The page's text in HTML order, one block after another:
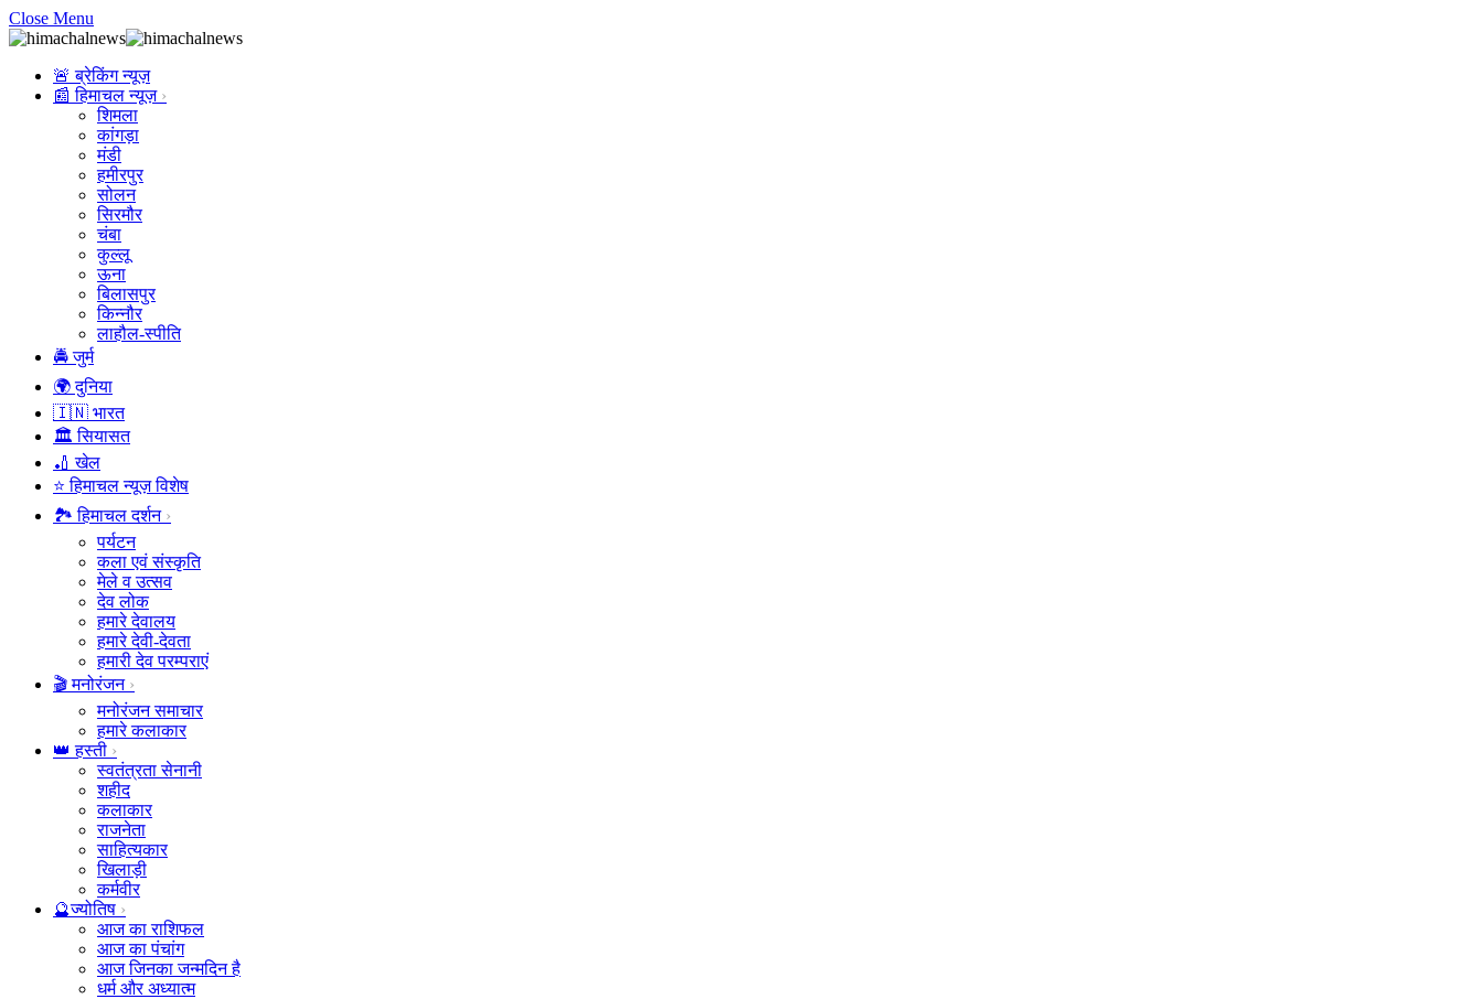
Close Menu
🚨 ब्रेकिंग न्यूज़
📰 हिमाचल न्यूज़
शिमला
कांगड़ा
मंडी
हमीरपुर
सोलन
सिरमौर
चंबा
कुल्लू
ऊना
बिलासपुर
किन्नौर
लाहौल-स्पीति
🚔 जुर्म
🌍 दुनिया
🇮🇳 भारत
🏛️ सियासत
🏏 खेल
⭐ हिमाचल न्यूज़ विशेष
🏞️ हिमाचल दर्शन
पर्यटन
कला एवं संस्कृति
मेले व उत्सव
देव लोक
हमारे देवालय
हमारे देवी-देवता
हमारी देव परम्पराएं
🎬 मनोरंजन
मनोरंजन समाचार
हमारे कलाकार
👑 हस्ती
स्वतंत्रता सेनानी
शहीद
कलाकार
राजनेता
साहित्यकार
खिलाड़ी
कर्मवीर
🔮ज्योतिष
आज का राशिफल
आज का पंचांग
आज जिनका जन्मदिन है
धर्म और अध्यात्म